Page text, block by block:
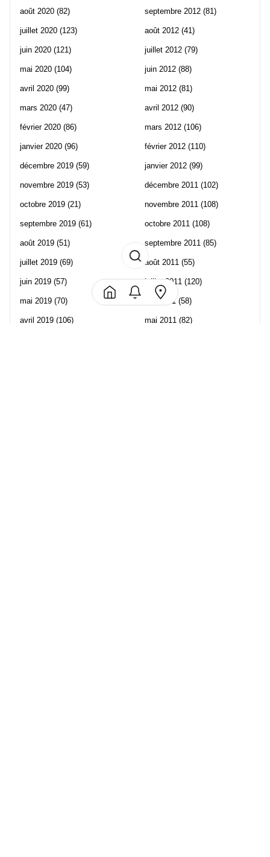
août 2020 (82)
juillet 2020 (123)
juin 2020 (121)
mai 2020 (104)
avril 2020 (99)
mars 2020 (47)
février 2020 (86)
janvier 2020 (96)
décembre 2019 (59)
novembre 2019 (53)
octobre 2019 (21)
septembre 2019 (61)
août 2019 (51)
juillet 2019 (69)
juin 2019 (57)
mai 2019 (70)
avril 2019 (106)
septembre 2012 (81)
août 2012 (41)
juillet 2012 (79)
juin 2012 (88)
mai 2012 (81)
avril 2012 (90)
mars 2012 (106)
février 2012 (110)
janvier 2012 (99)
décembre 2011 (102)
novembre 2011 (108)
octobre 2011 (108)
septembre 2011 (85)
août 2011 (55)
juillet 2011 (120)
juin 2011(58)
mai 2011 (82)